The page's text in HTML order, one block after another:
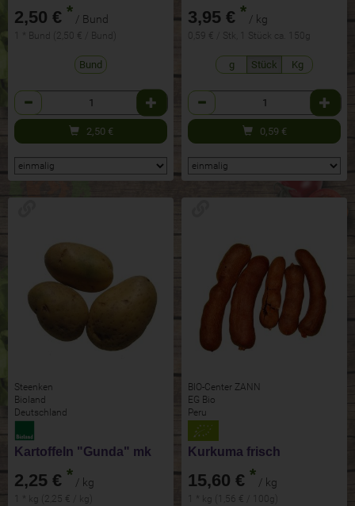
2,50 € * / Bund
1 * Bund (2,50 € / Bund)
Bund
Anzahl
2,50 €
3,95 € * / kg
0,59 € / Stk, 1 Stück ca. 150g
g Stück Kg
Anzahl
0,59 €
Steenken
Bioland
Deutschland
Kartoffeln "Gunda" mk
2,25 € * / kg
1 * kg (2,25 € / kg)
BIO-Center ZANN
EG Bio
Peru
Kurkuma frisch
15,60 € * / kg
1 * kg (1,56 € / 100g)